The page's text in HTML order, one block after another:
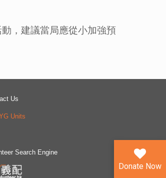
，建議當局應從小加強預
Us
Units
Search Engine
Donate Now